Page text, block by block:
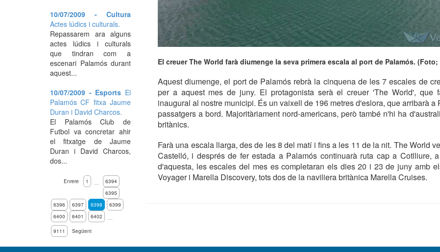
El creuer The World farà diumenge la seva primera escala al port de Palamós. (Foto;
Aquest diumenge, el port de Palamós rebrà la cinquena de les 7 escales de
per a aquest mes de juny. El protagonista serà el creuer 'The World', que
inaugural al nostre municipi. És un vaixell de 196 metres d'eslora, que arribarà a
passatgers a bord. Majoritàriament nord-americans, però també n'hi ha
britànics.
Farà una escala llarga, des de les 8 del matí i fins a les 11 de la nit. The World
Castelló, i després de fer estada a Palamós continuarà ruta cap a Cotlliure,
d'aquesta, les escales del mes es completaran els dies 20 i 23 de juny amb
Voyager i Marella Discovery, tots dos de la naviliera britànica Marella Cruises.
10/07/2009 - Cultura
Actes lúdics i culturals.
Repassarem ara alguns
actes lúdics i culturals
que tindran com a
escenari Palamós durant
aquest...
10/07/2009 - Esports El
Palamós CF fitxa Jaume
Duran i David Charcos.
El Palamós Club de
Futbol va concretar ahir
el fitxatge de Jaume
Duran i David Charcos,
dos...
Enrere 1 …
6394
6395
6396
6397 6398
6399
6400
6401 6402
…
9111
Següent